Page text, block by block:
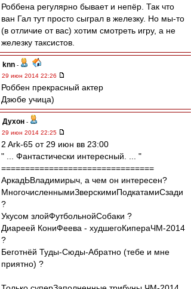
Роббена регулярно бывает и непёр. Так что
ван Гал тут просто сыграл в железку. Но мы-то
(в отличие от вас) хотим смотреть игру, а не
железку таксистов.
knn -
29 июн 2014 22:26
Роббен прекрасный актер
Дзюбе учица)
Духон -
29 июн 2014 22:25
2 Ark-65 от 29 июн вв 23:00
" ... Фантастически интересный. ... "
================================
АркадЬВладимирыч, а чем он интересен?
МногочисленнымиЗверскимиПодкатамиСзади
?
Укусом злойФутбольнойСобаки ?
Диареей КониФеева - худшегоКипераЧМ-2014
?
Беготнёй Туды-Сюды-Абратно (тебе и мне
приятно) ?